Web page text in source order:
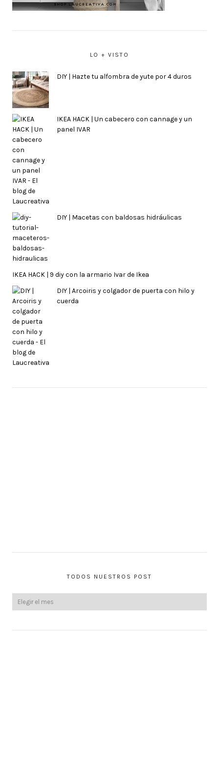
LO + VISTO
DIY | Hazte tu alfombra de yute por 4 duros
IKEA HACK | Un cabecero con cannage y un
panel IVAR
DIY | Macetas con baldosas hidráulicas
IKEA HACK | 9 diy con la armario Ivar de Ikea
DIY | Arcoiris y colgador de puerta con hilo y
cuerda
TODOS NUESTROS POST